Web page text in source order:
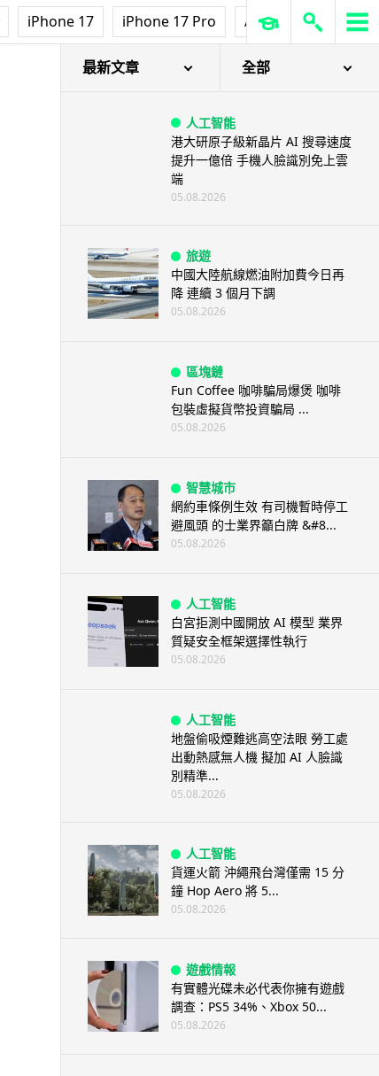
iPhone 17 iPhone 17 Pro AirPods Pro 3
最新文章 全部
人工智能
Elon Musk: SpaceX 將挑戰萬億
年收入 目標明年數據...
05.08.2026
人工智能
港大研原子級新晶片 AI 搜尋速度
提升一億倍 手機人臉識別免上雲
端
05.08.2026
旅遊
中國大陸航線燃油附加費今日再
降 連續 3 個月下調
05.08.2026
區塊鏈
Fun Coffee 咖啡騙局爆煲 咖啡
包裝虛擬貨幣投資騙局 ...
05.08.2026
智慧城市
網約車條例生效 有司機暫時停工
避風頭 的士業界籲白牌 &#8...
05.08.2026
人工智能
白宮拒測中國開放 AI 模型 業界
質疑安全框架選擇性執行
05.08.2026
人工智能
地盤偷吸煙難逃高空法眼 勞工處
出動熱感無人機 擬加 AI 人臉識
別精準...
05.08.2026
人工智能
貨運火箭 沖繩飛台灣僅需 15 分
鐘 Hop Aero 將 5...
05.08.2026
遊戲情報
有實體光碟未必代表你擁有遊戲
調查：PS5 34%、Xbox 50...
05.08.2026